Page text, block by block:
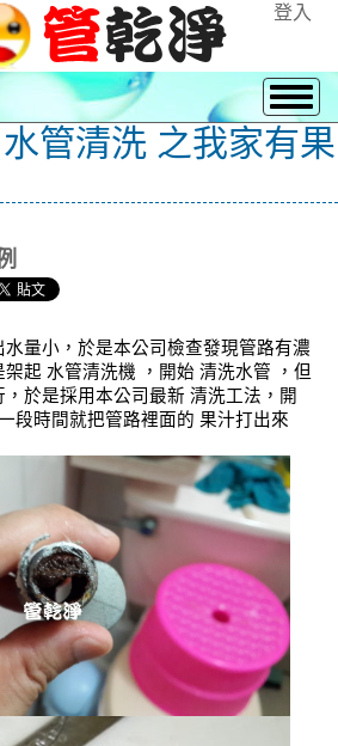
登入
管清洗 之我家有果
量小，於是本公司檢查發現管路有濃
起 水管清洗機 ，開始 清洗水管 ，但
於是採用本公司最新 清洗工法，開
段時間就把管路裡面的 果汁打出來